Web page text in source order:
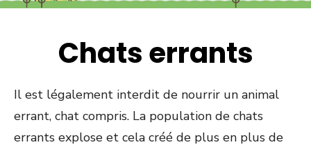
Chats errants
Il est légalement interdit de nourrir un animal
errant, chat compris. La population de chats
errants explose et cela créé de plus en plus de